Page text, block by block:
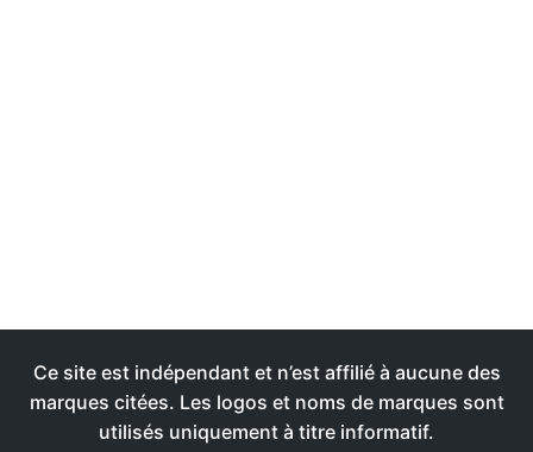
Ce site est indépendant et n’est affilié à aucune des
marques citées. Les logos et noms de marques sont
utilisés uniquement à titre informatif.